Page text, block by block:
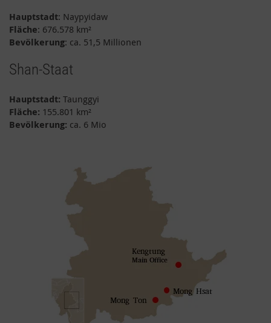
Hauptstadt: Naypyidaw
Fläche: 676.578 km²
Bevölkerung: ca. 51,5 Millionen
Shan-Staat
Hauptstadt: Taunggyi
Fläche: 155.801 km²
Bevölkerung: ca. 6 Mio